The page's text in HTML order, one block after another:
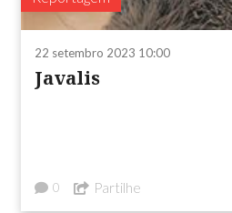
22 setembro 2023 10:00
Javalis
0 Partilhe